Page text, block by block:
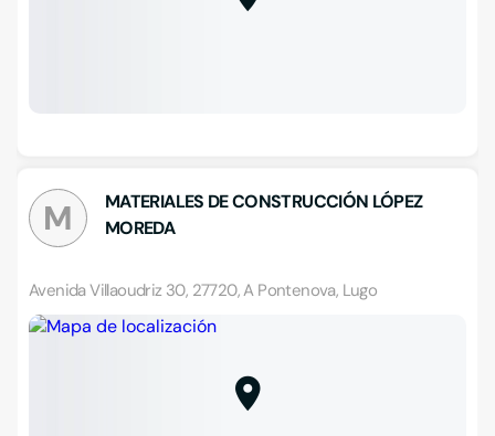
M
MATERIALES DE CONSTRUCCIÓN LÓPEZ
MOREDA
Avenida Villaoudriz 30, 27720, A Pontenova, Lugo